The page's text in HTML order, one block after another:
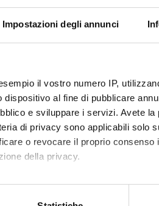
Impostazioni degli annunci
il vostro numero IP,
al fine di pubblicare
e sviluppare i servizi. Avete
di privacy sono applicabili solo
o revocare il proprio consenso
della privacy.
un'approssimazione di qualche
research